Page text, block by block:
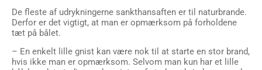
De fleste af udrykningerne sankthansaften er til naturbrande.
Derfor er det vigtigt, at man er opmærksom på forholdene
tæt på bålet.
– En enkelt lille gnist kan være nok til at starte en stor brand,
hvis ikke man er opmærksom. Selvom man kun har et lille